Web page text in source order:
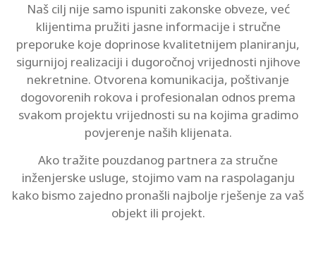
Naš cilj nije samo ispuniti zakonske obveze, već
klijentima pružiti jasne informacije i stručne
preporuke koje doprinose kvalitetnijem planiranju,
sigurnijoj realizaciji i dugoročnoj vrijednosti njihove
nekretnine. Otvorena komunikacija, poštivanje
dogovorenih rokova i profesionalan odnos prema
svakom projektu vrijednosti su na kojima gradimo
povjerenje naših klijenata.
Ako tražite pouzdanog partnera za stručne
inženjerske usluge, stojimo vam na raspolaganju
kako bismo zajedno pronašli najbolje rješenje za vaš
objekt ili projekt.